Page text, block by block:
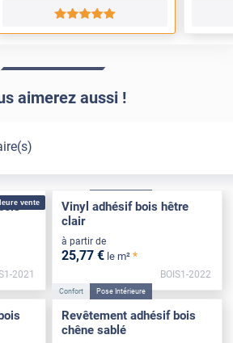
*****
aimerez aussi !
vente
2021
Vinyl adhésif bois hêtre
clair
à partir de
25,77 € le m² *
BOIS1-2022
Confort Pose Intérieure
Revêtement adhésif bois
chêne sablé